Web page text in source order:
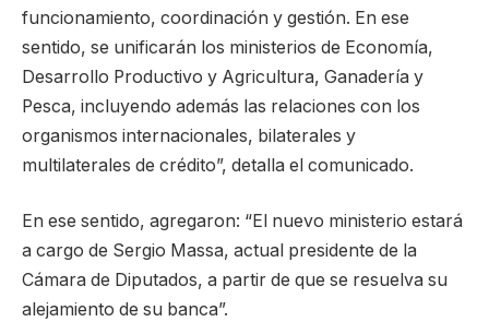
funcionamiento, coordinación y gestión. En ese
sentido, se unificarán los ministerios de Economía,
Desarrollo Productivo y Agricultura, Ganadería y
Pesca, incluyendo además las relaciones con los
organismos internacionales, bilaterales y
multilaterales de crédito”, detalla el comunicado.
En ese sentido, agregaron: “El nuevo ministerio estará
a cargo de Sergio Massa, actual presidente de la
Cámara de Diputados, a partir de que se resuelva su
alejamiento de su banca”.